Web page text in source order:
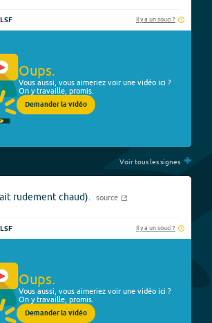
Il y a un souci ?
Oups.
Vous aussi, vous aimeriez voir une vidéo ici ?
On y travaille, promis.
Demander la vidéo
Voir tous les signes +
rudement chaud). source
Il y a un souci ?
Oups.
Vous aussi, vous aimeriez voir une vidéo ici ?
On y travaille, promis.
Demander la vidéo